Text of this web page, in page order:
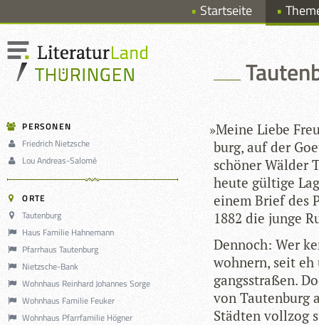
Startseite
PERSONEN
Friedrich Nietzsche
Lou Andreas-Salomé
ORTE
Tautenburg
Haus Familie Hahnemann
Pfarrhaus Tautenburg
Nietzsche-Bank
Wohnhaus Reinhard Johannes Sorge
Wohnhaus Familie Feuker
Wohnhaus Pfarrfamilie Högner
»Meine Liebe
burg, auf der
schö­ner Wäl­der
heute gül­tige
einem Brief des
1882 die junge
Den­noch: Wer
woh­nern, seit
gangs­stra­ßen.
von Tau­ten­burg
Städ­ten voll­zog